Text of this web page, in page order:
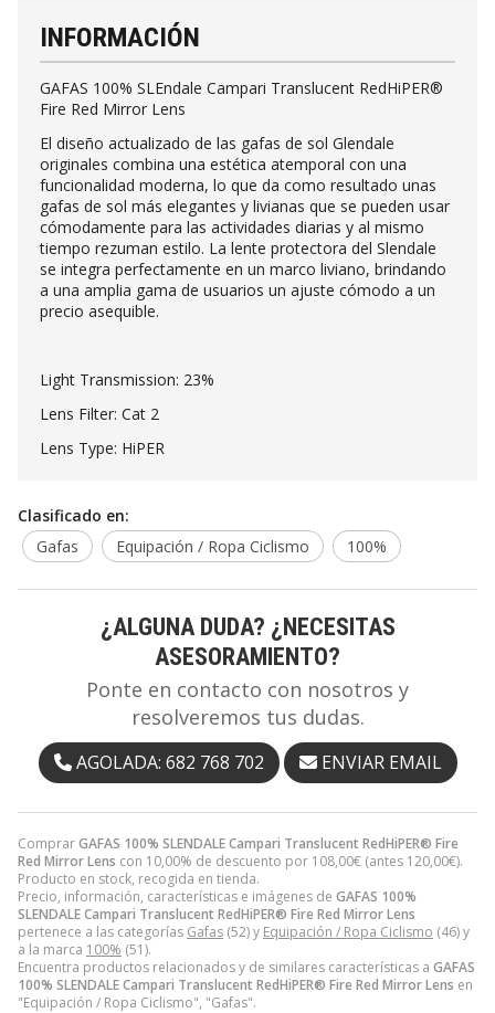
ComprarGAFAS 100% SLENDALE Campari Translucent RedHiPER® Fire
Red Mirror Lens con 10,00% de descuento por 108,00€ (antes 120,00€).
Producto en stock, recogida en tienda.
Precio, información, características e imágenes de GAFAS 100%
SLENDALE Campari Translucent RedHiPER® Fire Red Mirror Lens
pertenece a las categorías Gafas (52) y Equipación / Ropa Ciclismo (46) y
a la marca 100% (51).
Encuentra productos relacionados y de similares características a GAFAS
100% SLENDALE Campari Translucent RedHiPER® Fire Red Mirror Lens en
"Equipación / Ropa Ciclismo", "Gafas".
INFORMACIÓN
GAFAS 100% SLEndale Campari Translucent RedHiPER®
Fire Red Mirror Lens
El diseño actualizado de las gafas de sol Glendale
originales combina una estética atemporal con una
funcionalidad moderna, lo que da como resultado unas
gafas de sol más elegantes y livianas que se pueden usar
cómodamente para las actividades diarias y al mismo
tiempo rezuman estilo. La lente protectora del Slendale
se integra perfectamente en un marco liviano, brindando
a una amplia gama de usuarios un ajuste cómodo a un
precio asequible.
Light Transmission: 23%
Lens Filter: Cat 2
Lens Type: HiPER
Clasificado en:
Gafas
Equipación / Ropa Ciclismo 100%
¿ALGUNA DUDA? ¿NECESITAS
ASESORAMIENTO?
Ponte en contacto con nosotros y
resolveremos tus dudas.
AGOLADA: 682 768 702 ENVIAR EMAIL